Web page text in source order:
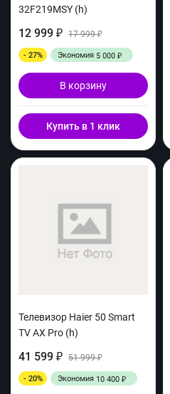
32F219MSY (h)
12 999 ₽ 17 999₽
- 27% Экономия 5 000 ₽
В корзину
Купить в 1 клик
Телевизор Haier 50 Smart
TV AX Pro (h)
41 599 ₽ 51 999₽
- 20% Экономия 10 400 ₽